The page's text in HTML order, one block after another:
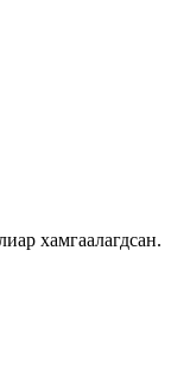
хамгаалагдсан.